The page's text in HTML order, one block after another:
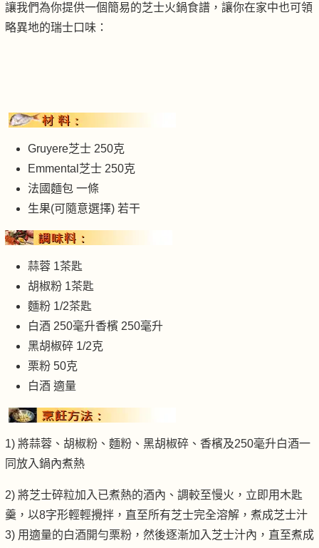
讓我們為你提供一個簡易的芝士火鍋食譜，讓你在家中也可領
略異地的瑞士口味：
Gruyere芝士 250克
Emmental芝士 250克
法國麵包 一條
生果(可隨意選擇) 若干
蒜蓉 1茶匙
胡椒粉 1茶匙
麵粉 1/2茶匙
白酒 250毫升香檳 250毫升
黑胡椒碎 1/2克
栗粉 50克
白酒 適量
1) 將蒜蓉、胡椒粉、麵粉、黑胡椒碎、香檳及250毫升白酒一
同放入鍋內煮熱
2) 將芝士碎粒加入已煮熱的酒內、調較至慢火，立即用木匙
羹，以8字形輕輕攪拌，直至所有芝士完全溶解，煮成芝士汁
3) 用適量的白酒開勻栗粉，然後逐漸加入芝士汁內，直至煮成